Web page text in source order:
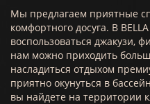
Мы предлагаем приятные
комфортного досуга. В
воспользоваться джакузи,
нам можно приходить
насладиться отдыхом
приятно окунуться в
вы найдете на территории